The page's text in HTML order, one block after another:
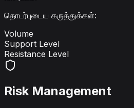
தொடர்புடைய கருத்துக்கள்:
Volume
Support Level
Resistance Level
Risk Management